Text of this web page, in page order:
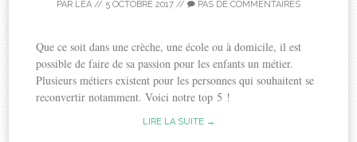
PAR LÉA // 5 OCTOBRE 2017 // PAS DE COMMENTAIRES
Que ce soit dans une crèche, une école ou à domicile, il est
possible de faire de sa passion pour les enfants un métier.
Plusieurs métiers existent pour les personnes qui souhaitent se
reconvertir notamment. Voici notre top 5 !
LIRE LA SUITE →